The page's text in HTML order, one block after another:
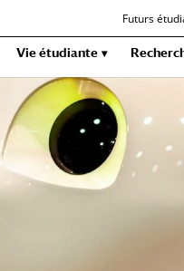
Futurs
Vie étudiante